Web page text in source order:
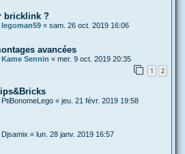
bricklink ?
legoman59 « sam. 26 oct. 2019 16:06
avancées
Kame Sennin « mer. 9 oct. 2019 20:35
1 2
PtiBonomeLego « jeu. 21 févr. 2019 19:58
Djsamix « lun. 28 janv. 2019 16:57